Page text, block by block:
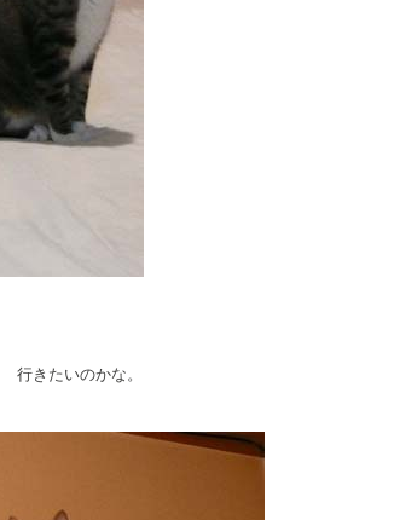
行きたいのかな。